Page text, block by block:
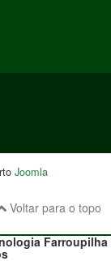
Joomla
Voltar para o topo
Farroupilha